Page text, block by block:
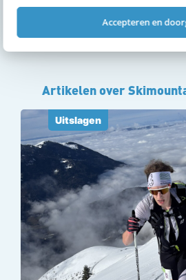
Accepteren en
Artikelen over
Uitslagen